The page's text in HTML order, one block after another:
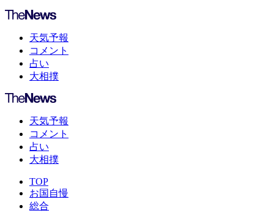
天気予報
コメント
占い
大相撲
天気予報
コメント
占い
大相撲
TOP
お国自慢
総合